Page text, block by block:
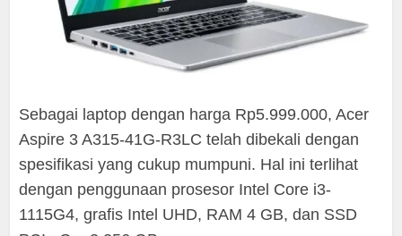
Sebagai laptop dengan harga Rp5.999.000, Acer
Aspire 3 A315-41G-R3LC telah dibekali dengan
spesifikasi yang cukup mumpuni. Hal ini terlihat
dengan penggunaan prosesor Intel Core i3-
1115G4, grafis Intel UHD, RAM 4 GB, dan SSD